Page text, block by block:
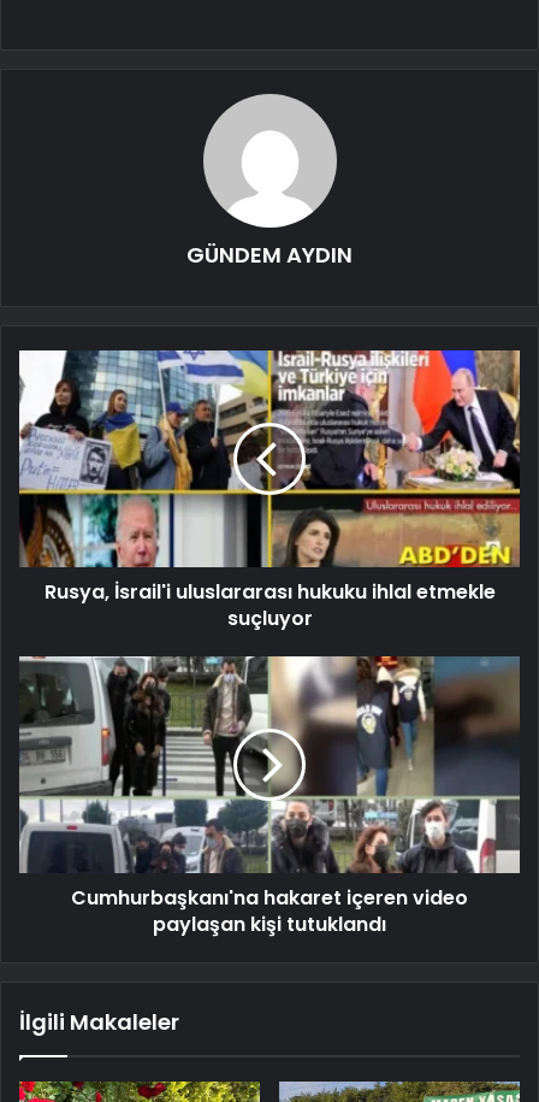
GÜNDEM AYDIN
Rusya, İsrail'i uluslararası hukuku ihlal etmekle
suçluyor
Cumhurbaşkanı'na hakaret içeren video
paylaşan kişi tutuklandı
İlgili Makaleler